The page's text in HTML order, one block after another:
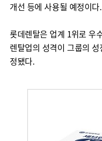
개선 등에 사용될 예정이다.
롯데렌탈은 업계 1위로 우
렌탈업의 성격이 그룹의
정됐다.